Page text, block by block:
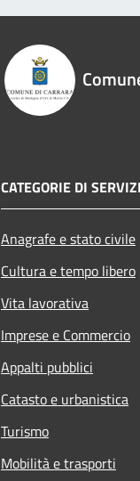
CATEGORIE DI
Anagrafe e stato civile
Cultura e tempo libero
Vita lavorativa
Imprese e Commercio
Appalti pubblici
Catasto e urbanistica
Turismo
Mobilità e trasporti